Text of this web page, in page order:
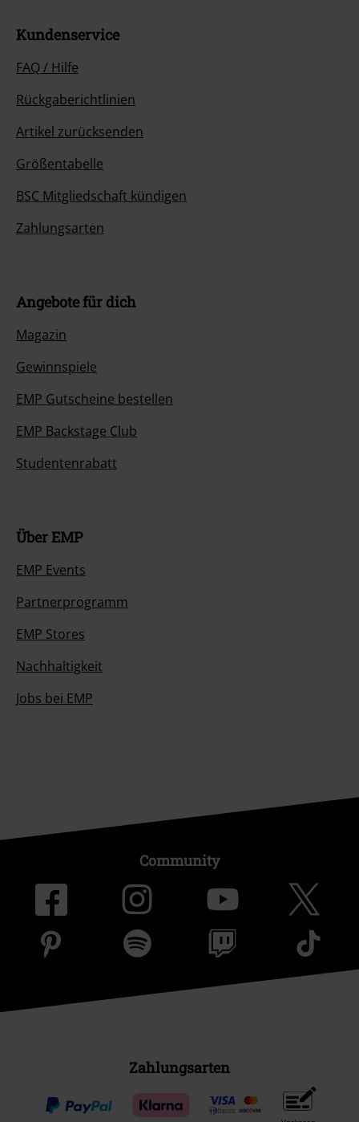
Kundenservice
FAQ / Hilfe
Rückgaberichtlinien
Artikel zurücksenden
Größentabelle
BSC Mitgliedschaft kündigen
Zahlungsarten
Angebote für dich
Magazin
Gewinnspiele
EMP Gutscheine bestellen
EMP Backstage Club
Studentenrabatt
Über EMP
EMP Events
Partnerprogramm
EMP Stores
Nachhaltigkeit
Jobs bei EMP
Community
Zahlungsarten